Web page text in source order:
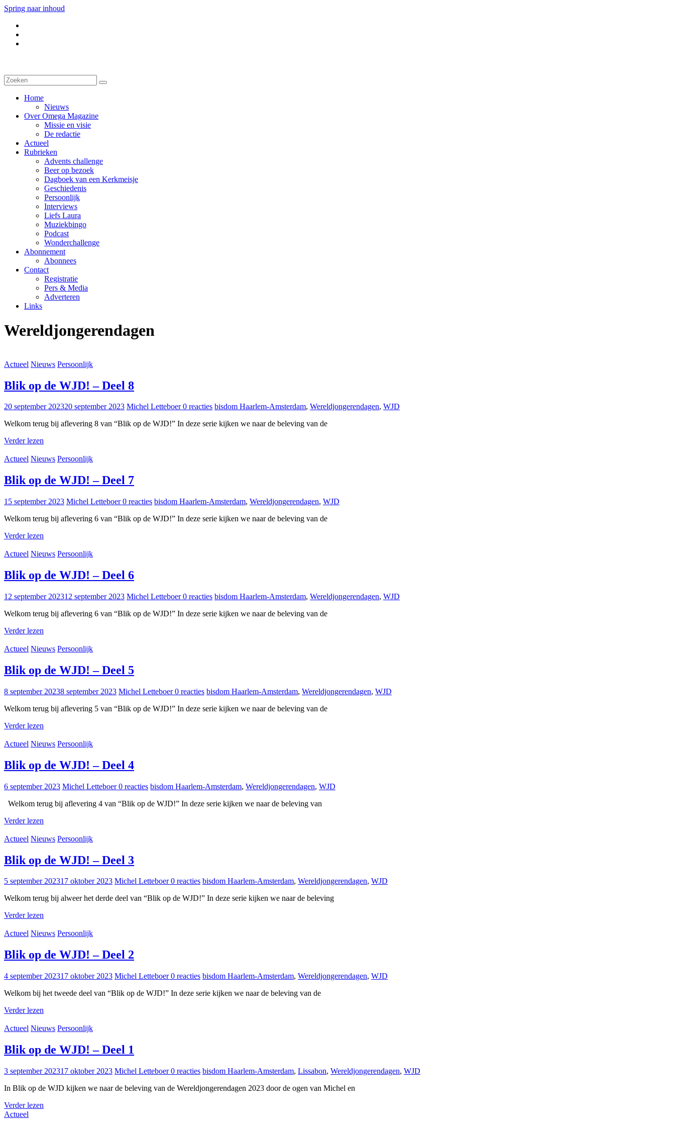
Spring naar inhoud
Home
Nieuws
Over Omega Magazine
Missie en visie
De redactie
Actueel
Rubrieken
Advents challenge
Beer op bezoek
Dagboek van een Kerkmeisje
Geschiedenis
Persoonlijk
Interviews
Liefs Laura
Muziekbingo
Podcast
Wonderchallenge
Abonnement
Abonnees
Contact
Registratie
Pers & Media
Adverteren
Links
Wereldjongerendagen
Actueel Nieuws Persoonlijk
Blik op de WJD! – Deel 8
20 september 202320 september 2023 Michel Letteboer0 reacties bisdom Haarlem-Amsterdam, Wereldjongerendagen, WJD
Welkom terug bij aflevering 8 van “Blik op de WJD!” In deze serie kijken we naar de beleving van de
Verder lezen
Actueel Nieuws Persoonlijk
Blik op de WJD! – Deel 7
15 september 2023 Michel Letteboer0 reacties bisdom Haarlem-Amsterdam, Wereldjongerendagen, WJD
Welkom terug bij aflevering 6 van “Blik op de WJD!” In deze serie kijken we naar de beleving van de
Verder lezen
Actueel Nieuws Persoonlijk
Blik op de WJD! – Deel 6
12 september 202312 september 2023 Michel Letteboer0 reacties bisdom Haarlem-Amsterdam, Wereldjongerendagen, WJD
Welkom terug bij aflevering 6 van “Blik op de WJD!” In deze serie kijken we naar de beleving van de
Verder lezen
Actueel Nieuws Persoonlijk
Blik op de WJD! – Deel 5
8 september 20238 september 2023 Michel Letteboer0 reacties bisdom Haarlem-Amsterdam, Wereldjongerendagen, WJD
Welkom terug bij aflevering 5 van “Blik op de WJD!” In deze serie kijken we naar de beleving van de
Verder lezen
Actueel Nieuws Persoonlijk
Blik op de WJD! – Deel 4
6 september 2023 Michel Letteboer0 reacties bisdom Haarlem-Amsterdam, Wereldjongerendagen, WJD
Welkom terug bij aflevering 4 van “Blik op de WJD!” In deze serie kijken we naar de beleving van
Verder lezen
Actueel Nieuws Persoonlijk
Blik op de WJD! – Deel 3
5 september 202317 oktober 2023 Michel Letteboer0 reacties bisdom Haarlem-Amsterdam, Wereldjongerendagen, WJD
Welkom terug bij alweer het derde deel van “Blik op de WJD!” In deze serie kijken we naar de beleving
Verder lezen
Actueel Nieuws Persoonlijk
Blik op de WJD! – Deel 2
4 september 202317 oktober 2023 Michel Letteboer0 reacties bisdom Haarlem-Amsterdam, Wereldjongerendagen, WJD
Welkom bij het tweede deel van “Blik op de WJD!” In deze serie kijken we naar de beleving van de
Verder lezen
Actueel Nieuws Persoonlijk
Blik op de WJD! – Deel 1
3 september 202317 oktober 2023 Michel Letteboer0 reacties bisdom Haarlem-Amsterdam, Lissabon, Wereldjongerendagen, WJD
In Blik op de WJD kijken we naar de beleving van de Wereldjongerendagen 2023 door de ogen van Michel en
Verder lezen
Actueel